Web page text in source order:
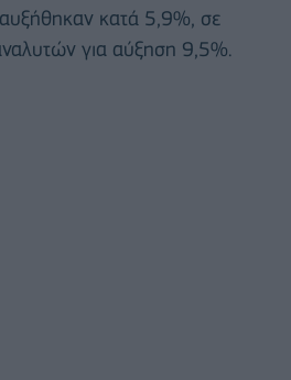
αυξήθηκαν κατά 5,9%, σε
για αύξηση 9,5%.